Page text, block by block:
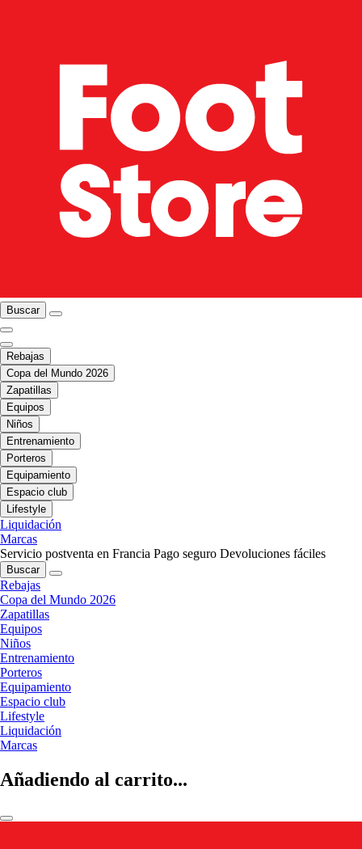
Buscar
Rebajas
Copa del Mundo 2026
Zapatillas
Equipos
Niños
Entrenamiento
Porteros
Equipamiento
Espacio club
Lifestyle
Liquidación
Marcas
Servicio postventa en Francia Pago seguro Devoluciones fáciles
Buscar
Rebajas
Copa del Mundo 2026
Zapatillas
Equipos
Niños
Entrenamiento
Porteros
Equipamiento
Espacio club
Lifestyle
Liquidación
Marcas
Añadiendo al carrito...